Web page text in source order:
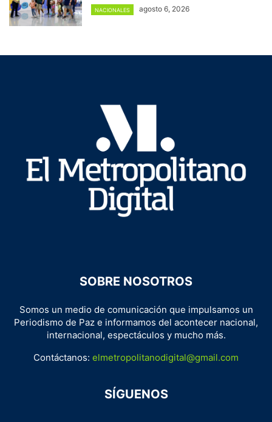
NACIONALES agosto 6, 2026
SOBRE NOSOTROS
Somos un medio de comunicación que impulsamos un
Periodismo de Paz e informamos del acontecer nacional,
internacional, espectáculos y mucho más.
Contáctanos: elmetropolitanodigital@gmail.com
SÍGUENOS